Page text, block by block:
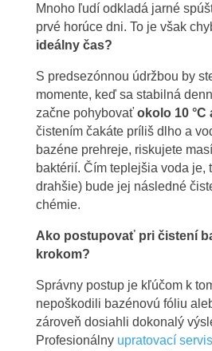
Mnoho ľudí odkladá jarné
prvé horúce dni. To je však
ideálny čas?
S predsezónnou údržbou by
momente, keď sa stabilná
začne pohybovať okolo 10 °C
čistením čakáte príliš dlho a
bazéne prehreje, riskujete
baktérií. Čím teplejšia voda je,
drahšie) bude jej následné
chémie.
Ako postupovať pri čistení
krokom?
Správny postup je kľúčom k
nepoškodili bazénovú fóliu
zároveň dosiahli dokonalý
Profesionálny upratovací